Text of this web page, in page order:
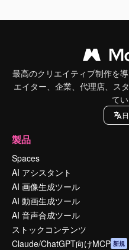
最高のクリエイティブ制作を
エイター、企業、代理店、ス
てい
製品
Spaces
AI アシスタント
AI 画像生成ツール
AI 動画生成ツール
AI 音声合成ツール
ストックコンテンツ
Claude/ChatGPT向けMCP 新規